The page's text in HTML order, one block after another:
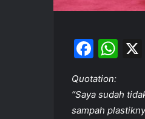
F
c
e
W
at
s
Quotation:
“Saya sudah
sampah